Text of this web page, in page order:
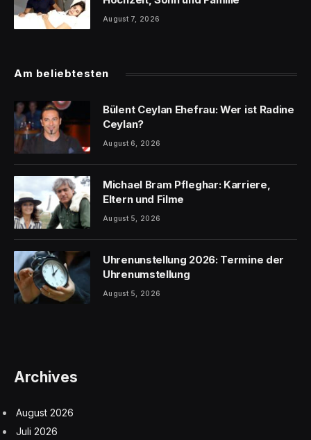
August 7, 2026
Am beliebtesten
Bülent Ceylan Ehefrau: Wer ist Radine
Ceylan?
August 6, 2026
Michael Bram Pfleghar: Karriere,
Eltern und Filme
August 5, 2026
Uhrenunstellung 2026: Termine der
Uhrenumstellung
August 5, 2026
Archives
August 2026
Juli 2026